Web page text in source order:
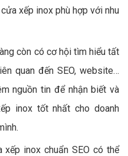
xếp inox phù hợp với nhu
còn có cơ hội tìm hiểu tất
quan đến SEO, website…
nguồn tin để nhận biết và
inox tốt nhất cho doanh
inox chuẩn SEO có thể